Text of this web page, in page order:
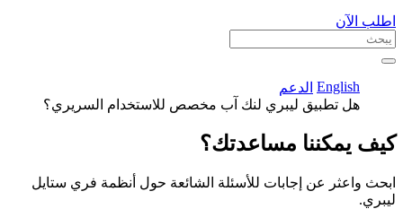
اطلب الآن
English الدعم
هل تطبيق ليبري لنك آب مخصص للاستخدام السريري؟
كيف يمكننا مساعدتك؟
ابحث واعثر عن إجابات للأسئلة الشائعة حول أنظمة فري ستايل
ليبري.